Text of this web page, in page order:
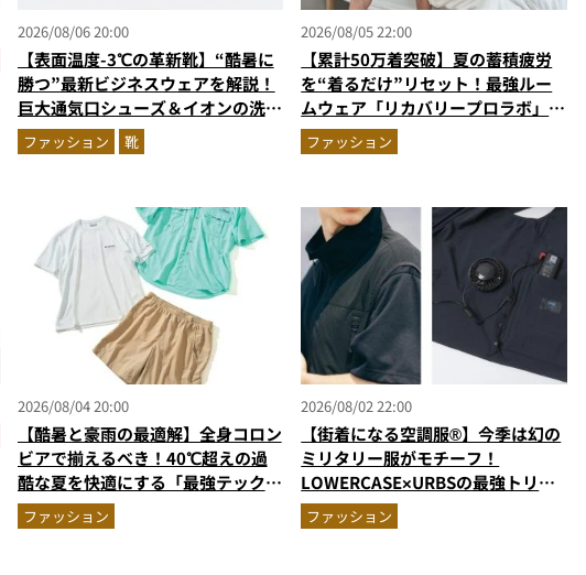
2026/08/06 20:00
【表面温度-3℃の革新靴】“酷暑に
勝つ”最新ビジネスウェアを解説！
巨大通気口シューズ＆イオンの洗え
る1万円台セットアップほか
ファッション 靴
2026/08/05 22:00
【累計50万着突破】夏の蓄積疲労
を“着るだけ”リセット！最強ルー
ムウェア「リカバリープロラボ」に
新色登場
ファッション
2026/08/04 20:00
【酷暑と豪雨の最適解】全身コロン
ビアで揃えるべき！40℃超えの過
酷な夏を快適にする「最強テックウ
エア」セットアップ
ファッション
2026/08/02 22:00
【街着になる空調服®】今季は幻の
ミリタリー服がモチーフ！
LOWERCASE×URBSの最強トリプ
ルコラボベストが進化
ファッション